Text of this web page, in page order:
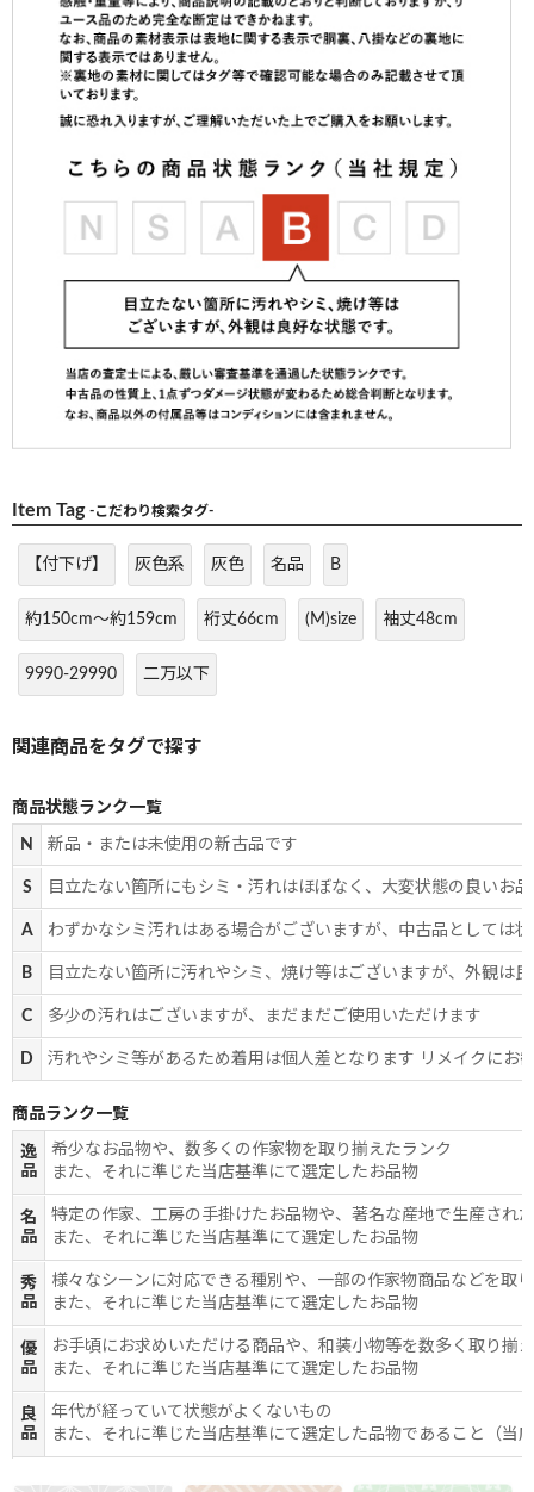
Item Tag -こだわり検索タグ-
【付下げ】 灰色系 灰色 名品 B
約150cm～約159cm 裄丈66cm (M)size 袖丈48cm
9990-29990 二万以下
商品状態ランク一覧
N 新品・または未使用の新古品です
S 目立たない箇所にもシミ・汚れはほぼなく、大変状態の良いお
A わずかなシミ汚れはある場合がございますが、中古品としては
B 目立たない箇所に汚れやシミ、焼け等はございますが、外観は
C 多少の汚れはございますが、まだまだご使用いただけます
D 汚れやシミ等があるため着用は個人差となります リメイクにお
商品ランク一覧
逸
品
希少なお品物や、数多くの作家物を取り揃えたランク
また、それに準じた当店基準にて選定したお品物
名
品
特定の作家、工房の手掛けたお品物や、著名な産地で生産され
また、それに準じた当店基準にて選定したお品物
秀
品
様々なシーンに対応できる種別や、一部の作家物商品などを取
また、それに準じた当店基準にて選定したお品物
優
品
お手頃にお求めいただける商品や、和装小物等を数多く取り揃
また、それに準じた当店基準にて選定したお品物
良
品
年代が経っていて状態がよくないもの
また、それに準じた当店基準にて選定した品物であること（当